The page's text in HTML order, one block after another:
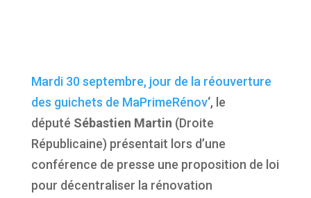
Mardi 30 septembre, jour de la réouverture
des guichets de MaPrimeRénov‘, le
député Sébastien Martin (Droite
Républicaine) présentait lors d’une
conférence de presse une proposition de loi
pour décentraliser la rénovation